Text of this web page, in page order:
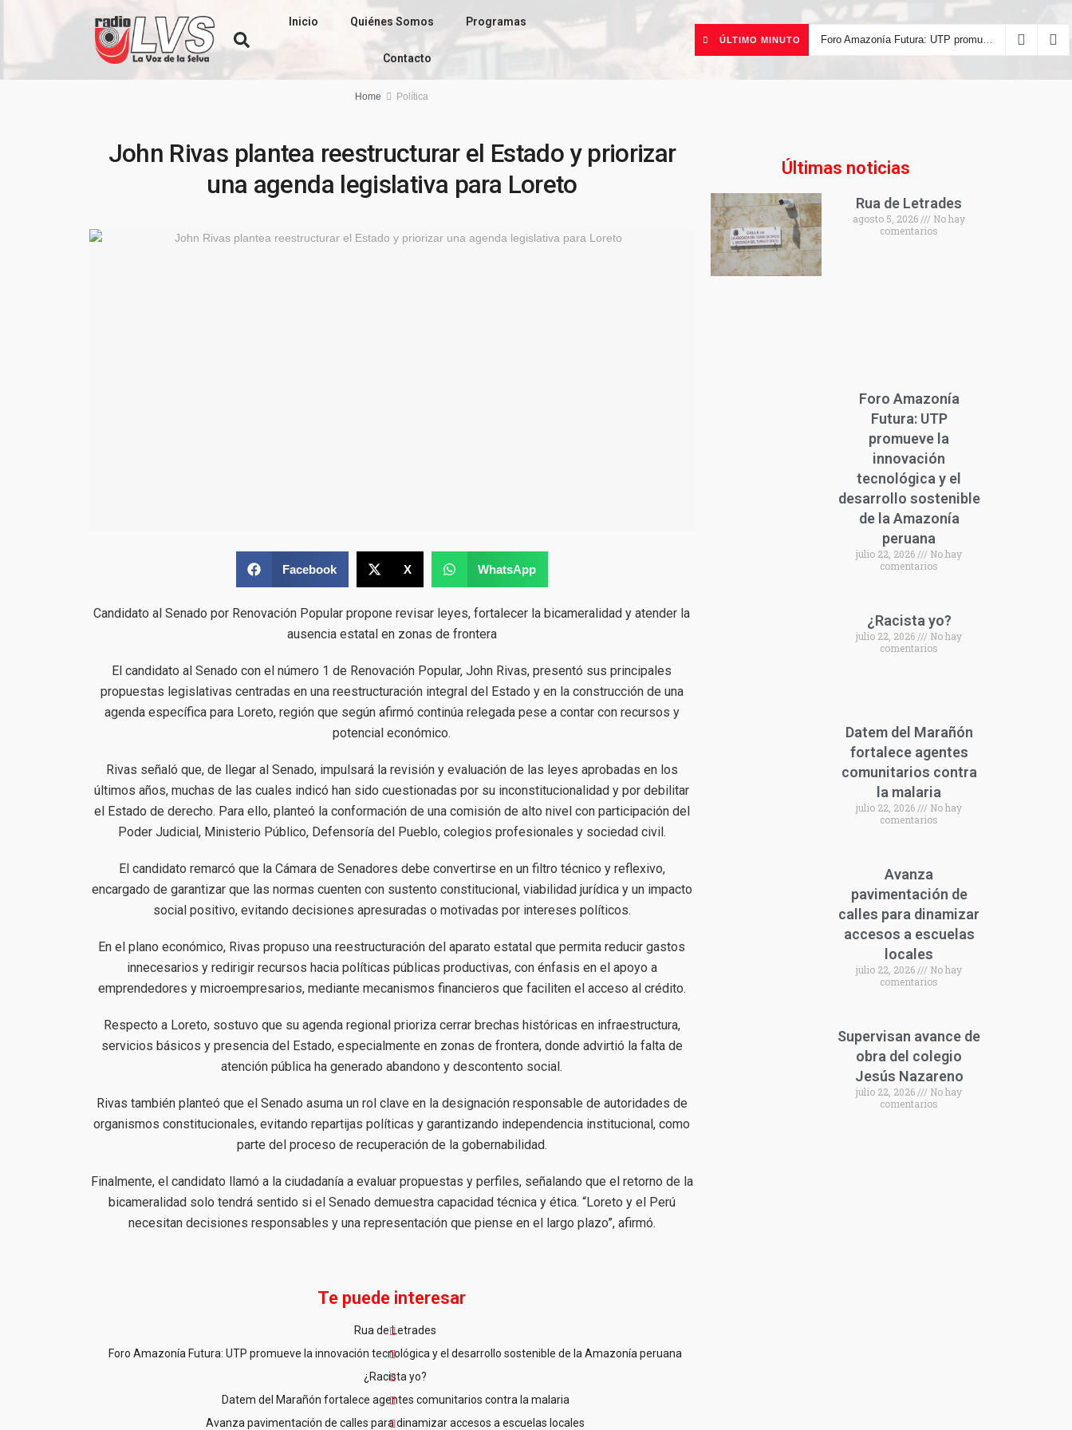
Inicio Quiénes Somos Programas
Contacto
ÚLTIMO MINUTO Foro Amazonía Futura: UTP promueve la innovación tecnológica y el desarrollo sostenible de la Amazonía peruana
Home Política
John Rivas plantea reestructurar el Estado y priorizar
una agenda legislativa para Loreto
Facebook X WhatsApp
Candidato al Senado por Renovación Popular propone revisar leyes, fortalecer la bicameralidad y atender la
ausencia estatal en zonas de frontera
El candidato al Senado con el número 1 de Renovación Popular, John Rivas, presentó sus principales
propuestas legislativas centradas en una reestructuración integral del Estado y en la construcción de una
agenda específica para Loreto, región que según afirmó continúa relegada pese a contar con recursos y
potencial económico.
Rivas señaló que, de llegar al Senado, impulsará la revisión y evaluación de las leyes aprobadas en los
últimos años, muchas de las cuales indicó han sido cuestionadas por su inconstitucionalidad y por debilitar
el Estado de derecho. Para ello, planteó la conformación de una comisión de alto nivel con participación del
Poder Judicial, Ministerio Público, Defensoría del Pueblo, colegios profesionales y sociedad civil.
El candidato remarcó que la Cámara de Senadores debe convertirse en un filtro técnico y reflexivo,
encargado de garantizar que las normas cuenten con sustento constitucional, viabilidad jurídica y un impacto
social positivo, evitando decisiones apresuradas o motivadas por intereses políticos.
En el plano económico, Rivas propuso una reestructuración del aparato estatal que permita reducir gastos
innecesarios y redirigir recursos hacia políticas públicas productivas, con énfasis en el apoyo a
emprendedores y microempresarios, mediante mecanismos financieros que faciliten el acceso al crédito.
Respecto a Loreto, sostuvo que su agenda regional prioriza cerrar brechas históricas en infraestructura,
servicios básicos y presencia del Estado, especialmente en zonas de frontera, donde advirtió la falta de
atención pública ha generado abandono y descontento social.
Rivas también planteó que el Senado asuma un rol clave en la designación responsable de autoridades de
organismos constitucionales, evitando repartijas políticas y garantizando independencia institucional, como
parte del proceso de recuperación de la gobernabilidad.
Finalmente, el candidato llamó a la ciudadanía a evaluar propuestas y perfiles, señalando que el retorno de la
bicameralidad solo tendrá sentido si el Senado demuestra capacidad técnica y ética. “Loreto y el Perú
necesitan decisiones responsables y una representación que piense en el largo plazo”, afirmó.
Te puede interesar
Rua de Letrades
Foro Amazonía Futura: UTP promueve la innovación tecnológica y el desarrollo sostenible de la Amazonía peruana
¿Racista yo?
Datem del Marañón fortalece agentes comunitarios contra la malaria
Avanza pavimentación de calles para dinamizar accesos a escuelas locales
Últimas noticias
Rua de Letrades
agosto 5, 2026
No hay
comentarios
Foro Amazonía
Futura: UTP
promueve la
innovación
tecnológica y el
desarrollo sostenible
de la Amazonía
peruana
julio 22, 2026
No hay
comentarios
¿Racista yo?
julio 22, 2026
No hay
comentarios
Datem del Marañón
fortalece agentes
comunitarios contra
la malaria
julio 22, 2026
No hay
comentarios
Avanza
pavimentación de
calles para dinamizar
accesos a escuelas
locales
julio 22, 2026
No hay
comentarios
Supervisan avance de
obra del colegio
Jesús Nazareno
julio 22, 2026
No hay
comentarios